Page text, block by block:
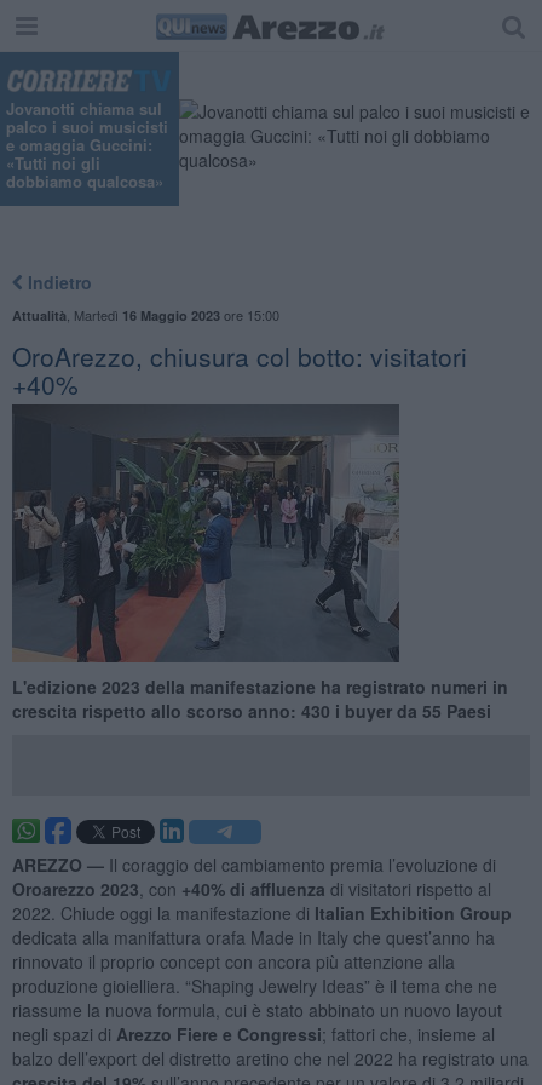
Jovanotti chiama sul
palco i suoi musicisti
e omaggia Guccini:
«Tutti noi gli
dobbiamo qualcosa»
Indietro
Attualità Martedì 16 Maggio 2023ore 15:00
OroArezzo, chiusura col botto: visitatori
+40%
L'edizione 2023 della manifestazione ha registrato numeri in
crescita rispetto allo scorso anno: 430 i buyer da 55 Paesi
AREZZO — Il coraggio del cambiamento premia l’evoluzione di
Oroarezzo 2023 , con +40% di affluenza di visitatori rispetto al
2022. Chiude oggi la manifestazione di Italian Exhibition Group
dedicata alla manifattura orafa Made in Italy che quest’anno ha
rinnovato il proprio concept con ancora più attenzione alla
produzione gioielliera. “Shaping Jewelry Ideas” è il tema che ne
riassume la nuova formula, cui è stato abbinato un nuovo layout
negli spazi di Arezzo Fiere e Congressi; fattori che, insieme al
balzo dell’export del distretto aretino che nel 2022 ha registrato una